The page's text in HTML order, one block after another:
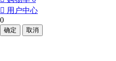
󰀅 用户中心
0
确定 取消